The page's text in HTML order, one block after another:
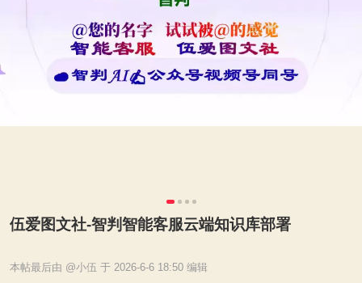
伍爱图文社-智判智能客服云端知识库部署
本帖最后由 @小伍 于 2026-6-6 18:50 编辑